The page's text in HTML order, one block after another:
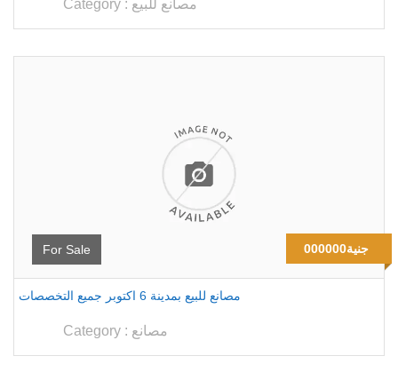
Category : مصانع للبيع
For Sale 000000جنية
مصانع للبيع بمدينة 6 اكتوبر جميع التخصصات
Category : مصانع